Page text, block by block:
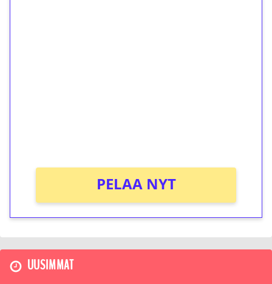
PELAA NYT
UUSIMMAT